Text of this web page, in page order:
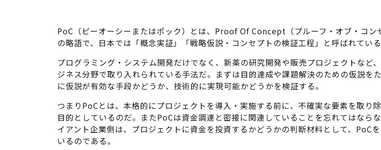
PoC（ピーオーシーまたはポック）とは、Proof Of Concept（プルーフ・オブ・コン
の略語で、日本では「概念実証」「戦略仮説・コンセプトの検証工程」と呼ばれている
プログラミング・システム開発だけでなく、新薬の研究開発や販売プロジェクトなど
ジネス分野で取り入れられている手法だ。まずは目的達成や課題解決のための仮説を
に仮説が有効な手段かどうか、技術的に実現可能かどうかを検証する。
つまりPoCとは、本格的にプロジェクトを導入・実施する前に、不確実な要素を取り
目的としているのだ。またPoCは資金調達と密接に関連していることを忘れてはなら
イアント企業側は、プロジェクトに資金を投資するかどうかの判断材料として、PoC
いるのである。